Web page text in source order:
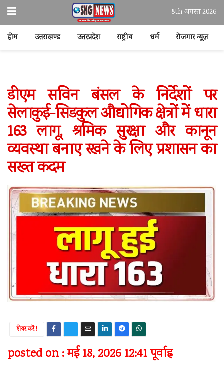
8th अगस्त 2026
होम उत्तराखण्ड उत्तरप्रदेश राष्ट्रीय धर्म रोजगार न्यूज़
डीएम सविन बंसल के निर्देशों पर
सेलाकुई-सिडकुल औद्योगिक क्षेत्रों में धारा
163 लागू, श्रमिक सुरक्षा और कानून
व्यवस्था बनाए रखने के लिए प्रशासन का
सख्त कदम
शेयर करें !
posted on : मई 18, 2026 12:41 पूर्वाह्न